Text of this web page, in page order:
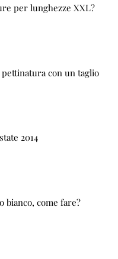
per lunghezze XXL?
con un taglio
2014
bianco, come fare?